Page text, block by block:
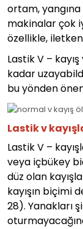
ortam,
makinalar çok
özellikle, iletken
Lastik V – kayış
kadar
bu yönden
Lastik v
Lastik V –
veya içbükey
düz olan
kayışın biçimi
28). Yanakları